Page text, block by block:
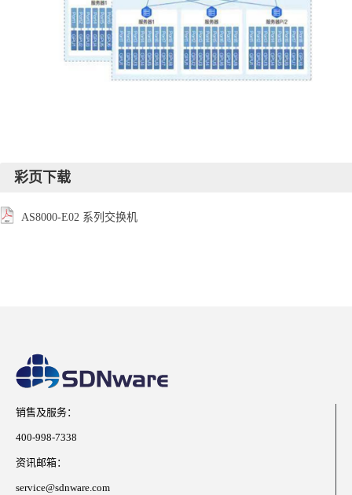
彩页下载
AS8000-E02 系列交换机
销售及服务：
400-998-7338
资讯邮箱：
service@sdnware.com